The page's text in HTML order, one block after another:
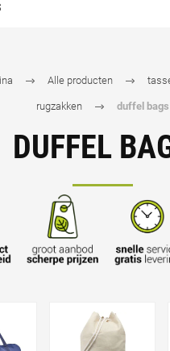
Alle producten
rugzakken duffel bags
DUFFEL